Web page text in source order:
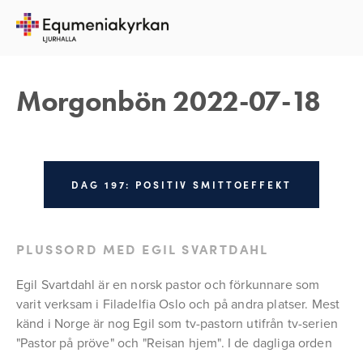
Morgonbön 2022-07-18
DAG 197: POSITIV SMITTOEFFEKT
PLUSSORD MED EGIL SVARTDAHL
Egil Svartdahl är en norsk pastor och förkunnare som
varit verksam i Filadelfia Oslo och på andra platser. Mest
känd i Norge är nog Egil som tv-pastorn utifrån tv-serien
"Pastor på pröve" och "Reisan hjem". I de dagliga orden
18 JULI 2022